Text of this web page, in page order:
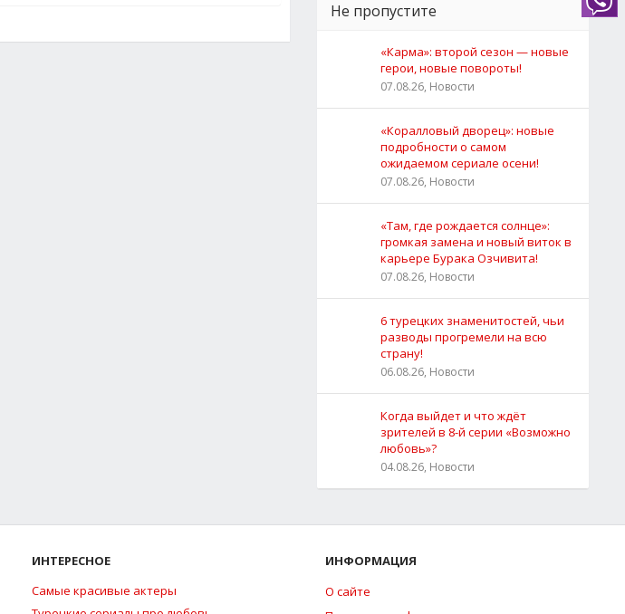
Не пропустите
«Карма»: второй сезон — новые
герои, новые повороты!
07.08.26, Новости
«Коралловый дворец»: новые
подробности о самом
ожидаемом сериале осени!
07.08.26, Новости
«Там, где рождается солнце»:
громкая замена и новый виток в
карьере Бурака Озчивита!
07.08.26, Новости
6 турецких знаменитостей, чьи
разводы прогремели на всю
страну!
06.08.26, Новости
Когда выйдет и что ждёт
зрителей в 8-й серии «Возможно
любовь»?
04.08.26, Новости
ИНТЕРЕСНОЕ
Самые красивые актеры
ИНФОРМАЦИЯ
О сайте